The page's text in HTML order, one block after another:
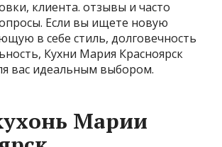
клиента. отзывы и часто
Если вы ищете новую
в себе стиль, долговечность
Кухни Мария Красноярск
вас идеальным выбором.
Марии